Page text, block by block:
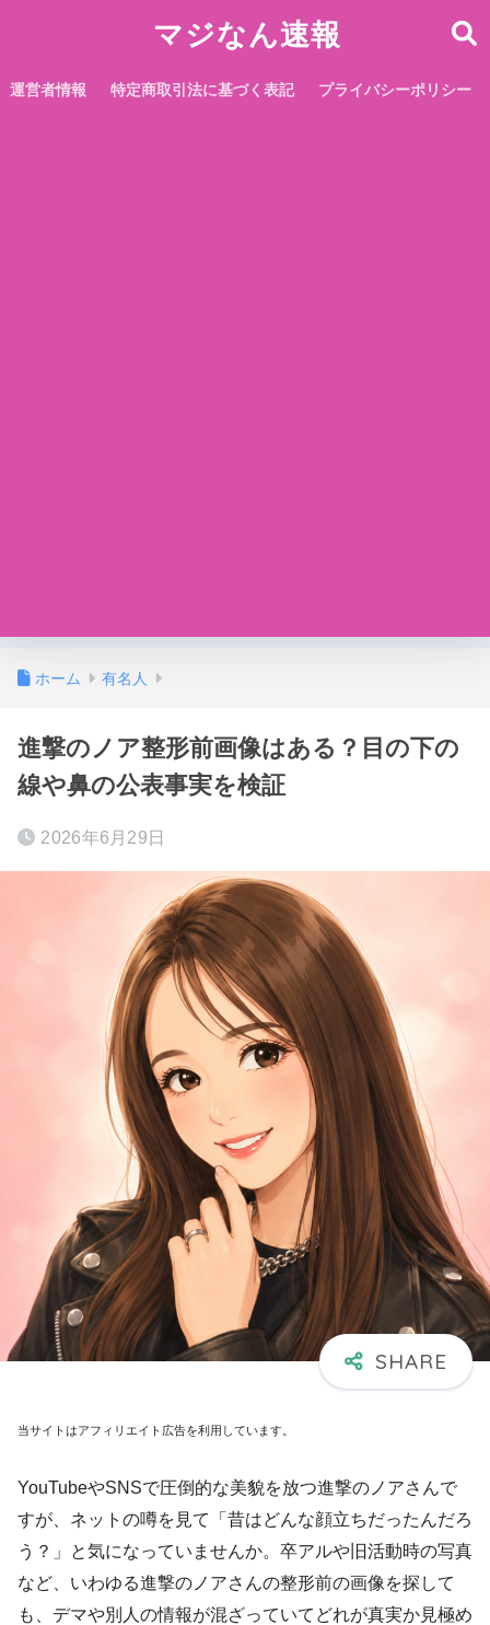
マジなん速報
運営者情報 特定商取引法に基づく表記 プライバシーポリシー
ホーム 有名人
進撃のノア整形前画像はある？目の下の
線や鼻の公表事実を検証
2026年6月29日
当サイトはアフィリエイト広告を利用しています。
YouTubeやSNSで圧倒的な美貌を放つ進撃のノアさんで
すが、ネットの噂を見て「昔はどんな顔立ちだったんだろ
う？」と気になっていませんか。卒アルや旧活動時の写真
など、いわゆる進撃のノアさんの整形前の画像を探して
も、デマや別人の情報が混ざっていてどれが真実か見極め